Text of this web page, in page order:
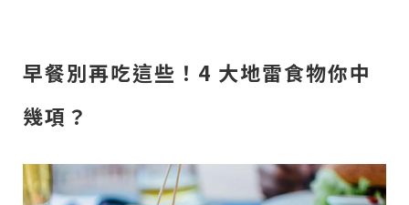
早餐別再吃這些！4 大地雷食物你中
幾項？